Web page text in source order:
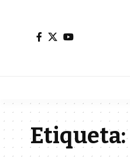
Etiqueta: